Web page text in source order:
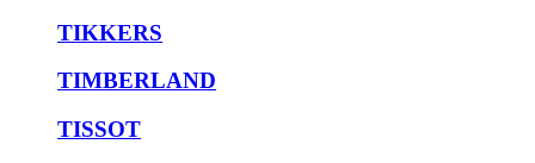
TIKKERS
TIMBERLAND
TISSOT